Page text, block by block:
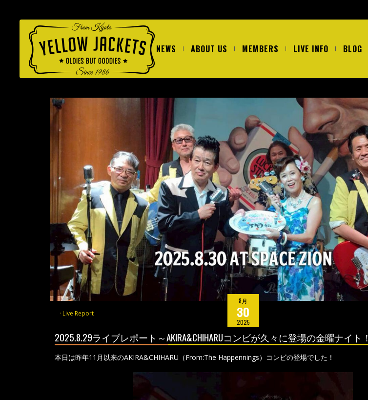
NEWS ABOUT US MEMBERS LIVE INFO BLOG
8月
30
2025
Live Report
2025.8.29ライブレポート～AKIRA&CHIHARUコンビが久々に登場の金曜ナイト！
本日は昨年11月以来のAKIRA&CHIHARU（From:The Happennings）コンビの登場でした！